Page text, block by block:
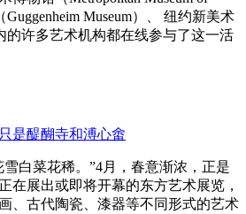
Museum）、 纽约新美术
的许多艺术机构都在线参与了这一活
是醍醐寺和溥心畬
白菜花稀。”4月，春意渐浓，正是
在展出或即将开幕的东方艺术展览，
、古代陶瓷、漆器等不同形式的艺术